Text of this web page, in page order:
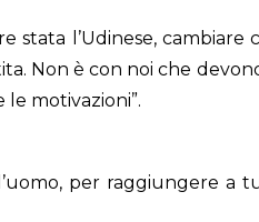
stata l’Udinese, cambiare
Non è con noi che
motivazioni”.
per raggiungere a